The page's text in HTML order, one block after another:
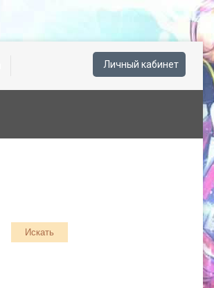
Личный кабинет